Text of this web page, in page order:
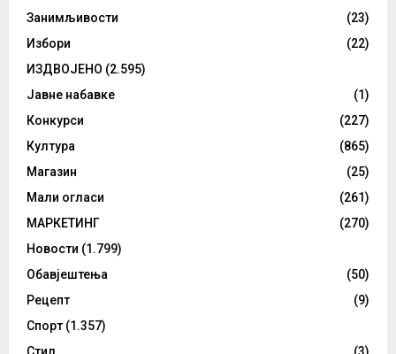
Занимљивости
(23)
Избори
(22)
ИЗДВОЈЕНО (2.595)
Јавне набавке
(1)
Конкурси
(227)
Култура
(865)
Магазин
(25)
Мали огласи
(261)
МАРКЕТИНГ
(270)
Новости (1.799)
Обавјештења
(50)
Рецепт
(9)
Спорт (1.357)
Стил
(3)